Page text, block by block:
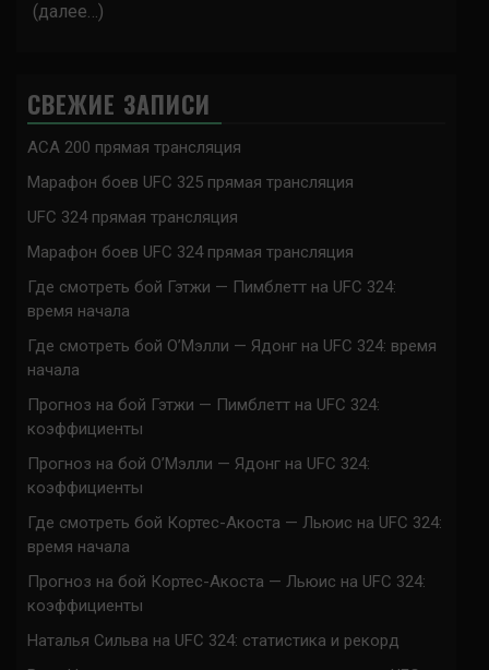
(далее…)
СВЕЖИЕ ЗАПИСИ
ACA 200 прямая трансляция
Марафон боев UFC 325 прямая трансляция
UFC 324 прямая трансляция
Марафон боев UFC 324 прямая трансляция
Где смотреть бой Гэтжи — Пимблетт на UFC 324:
время начала
Где смотреть бой О’Мэлли — Ядонг на UFC 324: время
начала
Прогноз на бой Гэтжи — Пимблетт на UFC 324:
коэффициенты
Прогноз на бой О’Мэлли — Ядонг на UFC 324:
коэффициенты
Где смотреть бой Кортес-Акоста — Льюис на UFC 324:
время начала
Прогноз на бой Кортес-Акоста — Льюис на UFC 324:
коэффициенты
Наталья Сильва на UFC 324: статистика и рекорд